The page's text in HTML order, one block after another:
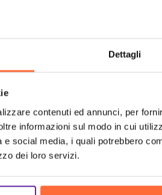
Dettagli
contenuti ed annunci, per
informazioni sul modo in cui
e social media, i quali potrebbero
dei loro servizi.